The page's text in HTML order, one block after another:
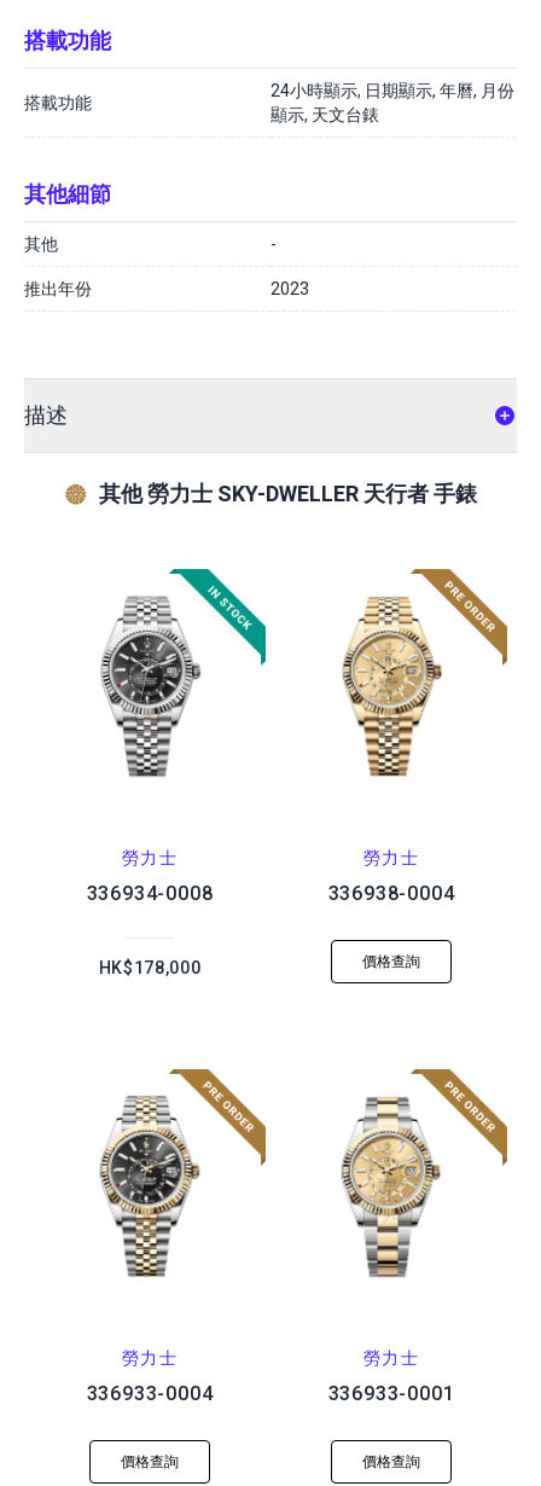
搭載功能
搭載功能
24小時顯示, 日期顯示, 年曆, 月份
顯示, 天文台錶
其他細節
其他 -
推出年份 2023
描述
其他 勞力士 SKY-DWELLER 天行者 手錶
勞力士
336934-0008
HK$178,000
勞力士
336938-0004
價格查詢
勞力士
336933-0004
價格查詢
勞力士
336933-0001
價格查詢